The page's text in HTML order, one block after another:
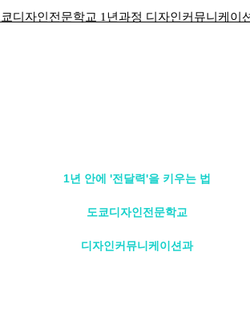
1년 안에 '전달력'을 키우는 법
도쿄디자인전문학교
디자인커뮤니케이션과